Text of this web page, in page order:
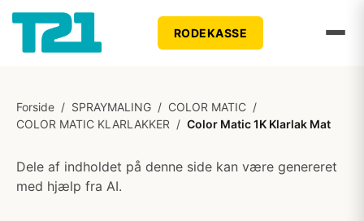
RODEKASSE
Forside / SPRAYMALING / COLOR MATIC /
COLOR MATIC KLARLAKKER / Color Matic 1K Klarlak Mat
Dele af indholdet på denne side kan være genereret
med hjælp fra AI.